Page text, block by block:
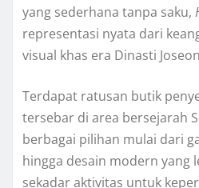
yang sederhana tanpa saku,
representasi nyata dari
visual khas era Dinasti
Terdapat ratusan butik
tersebar di area bersejarah
berbagai pilihan mulai dari
hingga desain modern yang
sekadar aktivitas untuk